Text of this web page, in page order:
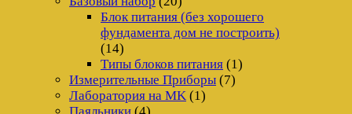
Блок питания (без хорошего
фундамента дом не построить)
(14)
Типы блоков питания (1)
Измерительные Приборы (7)
Лаборатория на MK (1)